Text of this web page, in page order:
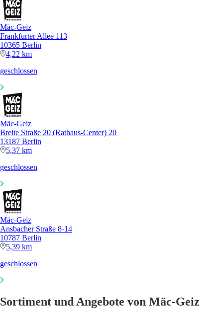
Mäc-Geiz
Frankfurter Allee 113
10365 Berlin
4,22 km
geschlossen
Mäc-Geiz
Breite Straße 20 (Rathaus-Center) 20
13187 Berlin
5,37 km
geschlossen
Mäc-Geiz
Ansbacher Straße 8-14
10787 Berlin
5,39 km
geschlossen
Sortiment und Angebote von Mäc-Geiz